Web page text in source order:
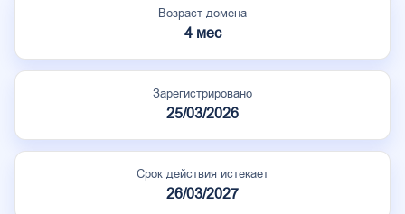
Возраст домена
4 мес
Зарегистрировано
25/03/2026
Срок действия истекает
26/03/2027